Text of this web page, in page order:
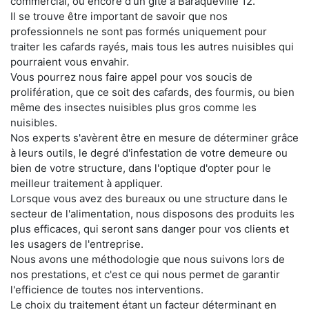
Il se trouve être important de savoir que nos
professionnels ne sont pas formés uniquement pour
traiter les cafards rayés, mais tous les autres nuisibles qui
pourraient vous envahir.
Vous pourrez nous faire appel pour vos soucis de
prolifération, que ce soit des cafards, des fourmis, ou bien
même des insectes nuisibles plus gros comme les
nuisibles.
Nos experts s'avèrent être en mesure de déterminer grâce
à leurs outils, le degré d'infestation de votre demeure ou
bien de votre structure, dans l'optique d'opter pour le
meilleur traitement à appliquer.
Lorsque vous avez des bureaux ou une structure dans le
secteur de l'alimentation, nous disposons des produits les
plus efficaces, qui seront sans danger pour vos clients et
les usagers de l'entreprise.
Nous avons une méthodologie que nous suivons lors de
nos prestations, et c'est ce qui nous permet de garantir
l'efficience de toutes nos interventions.
Le choix du traitement étant un facteur déterminant en